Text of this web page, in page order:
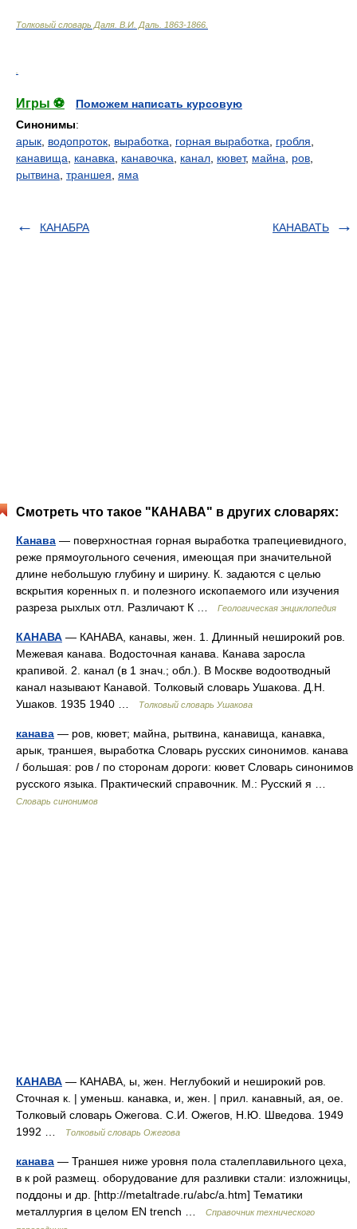
Толковый словарь Даля В.И. Даль. 1863-1866
Игры ⚽
Поможем написать курсовую
Синонимы:
арык водопроток выработка горная выработка гробля
канавища
канавка канавочка канал кювет, майна ров
рытвина траншея яма
КАНАБРА КАНАВАТЬ
Смотреть что такое "КАНАВА" в других словарях:
Канава — поверхностная горная выработка трапециевидного,
реже прямоугольного сечения, имеющая при значительной
длине небольшую глубину и ширину. К. задаются с целью
вскрытия коренных п. и полезного ископаемого или изучения
разреза рыхлых отл. Различают К …
Геологическая энциклопедия
КАНАВА — КАНАВА, канавы, жен. 1. Длинный неширокий ров.
Межевая канава. Водосточная канава. Канава заросла
крапивой. 2. канал (в 1 знач.; обл.). В Москве водоотводный
канал называют Канавой. Толковый словарь Ушакова. Д.Н.
Ушаков. 1935 1940 …
Толковый словарь Ушакова
канава — ров, кювет; майна, рытвина, канавища, канавка,
арык, траншея, выработка Словарь русских синонимов. канава
/ большая: ров / по сторонам дороги: кювет Словарь синонимов
русского языка. Практический справочник. М.: Русский я …
Словарь синонимов
КАНАВА — КАНАВА, ы, жен. Неглубокий и неширокий ров.
Сточная к. | уменьш. канавка, и, жен. | прил. канавный, ая, ое.
Толковый словарь Ожегова. С.И. Ожегов, Н.Ю. Шведова. 1949
1992 …
Толковый словарь Ожегова
канава — Траншея ниже уровня пола сталеплавильного цеха,
в к рой размещ. оборудование для разливки стали: изложницы,
поддоны и др. [http://metaltrade.ru/abc/a.htm] Тематики
металлургия в целом EN trench …
Справочник технического